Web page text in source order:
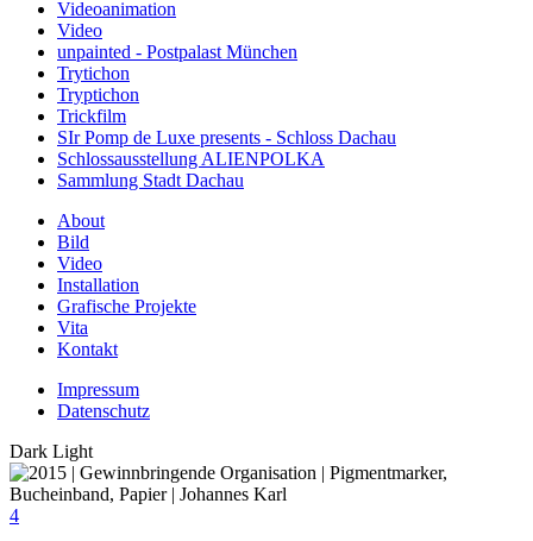
Videoanimation
Video
unpainted - Postpalast München
Trytichon
Tryptichon
Trickfilm
SIr Pomp de Luxe presents - Schloss Dachau
Schlossausstellung ALIENPOLKA
Sammlung Stadt Dachau
About
Bild
Video
Installation
Grafische Projekte
Vita
Kontakt
Impressum
Datenschutz
Dark Light
4